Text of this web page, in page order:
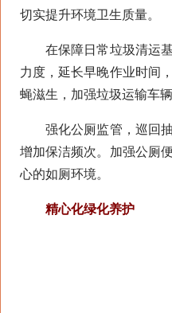
切实提升环境卫生质量。
在保障日常垃圾清运基
力度，延长早晚作业时间
蝇滋生，加强垃圾运输车
强化公厕监管，巡回抽
增加保洁频次。加强公厕
心的如厕环境。
精心化绿化养护